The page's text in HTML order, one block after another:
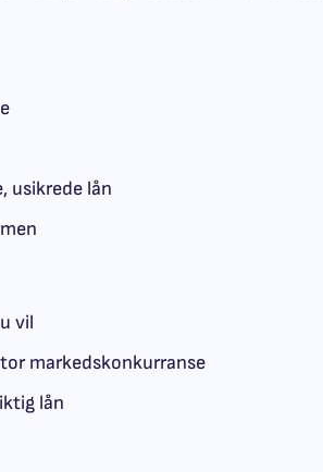
usikrede lån
vil
markedskonkurranse
lån